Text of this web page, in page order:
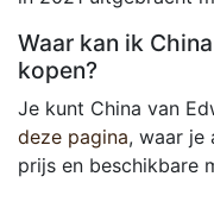
Waar kan ik
kopen?
Je kunt China van
deze pagina, waar je
prijs en beschikbare